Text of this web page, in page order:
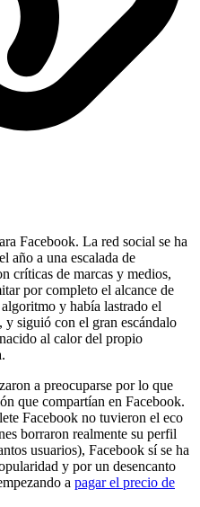
Facebook. La red social se ha
año a una escalada de
críticas de marcas y medios,
por completo el alcance de
y había lastrado el
y siguió con el gran escándalo
al calor del propio
a preocuparse por lo que
que compartían en Facebook.
Facebook no tuvieron el eco
borraron realmente su perfil
usuarios), Facebook sí se ha
y por un desencanto
a pagar el precio de